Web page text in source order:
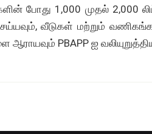
போது 1,000 முதல்
வீடுகள் மற்றும்
PBAPP ஐ